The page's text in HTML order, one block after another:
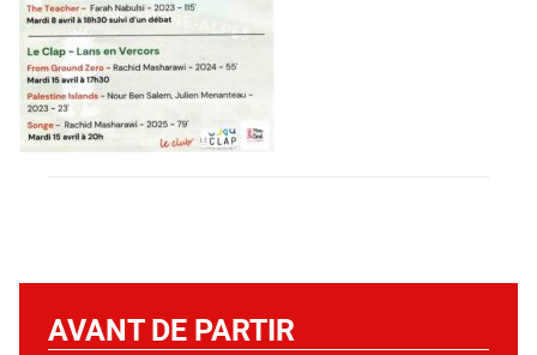
AVANT DE PARTIR